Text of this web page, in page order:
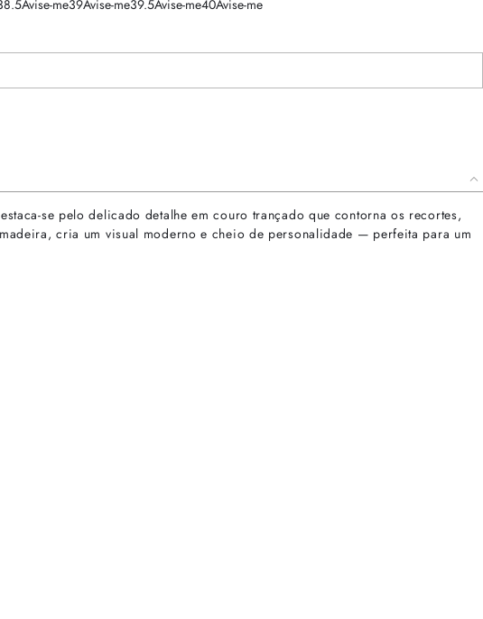
Avise-me39Avise-me39.5Avise-me40Avise-me
se pelo delicado detalhe em couro trançado que contorna os recortes,
cria um visual moderno e cheio de personalidade — perfeita para um